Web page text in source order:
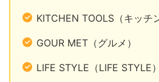
KITCHEN TOOLS（キッチ
GOUR MET（グルメ）
LIFE STYLE（LIFE STYLE）